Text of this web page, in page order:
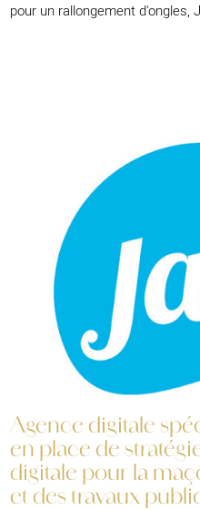
pour un rallongement d'ongles,
Agence digitale
en place de
digitale pour la
et des travaux